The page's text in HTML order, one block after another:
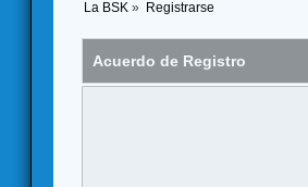
La BSK » Registrarse
Acuerdo de Registro